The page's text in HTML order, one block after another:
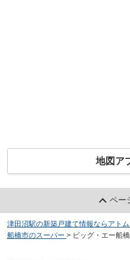
地図ア
ペー
津田沼駅の新築戸建て情報ならアト
船橋市のスーパー > ビッグ・エー船